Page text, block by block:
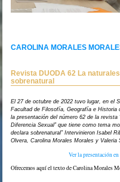
CAROLINA MORALES
Revista DUODA 62 La
sobrenatural
El 27 de octubre de 2022 tuvo lugar, en el
Facultad de Filosofía, Geografía e Historia
la presentación del número 62 de la revista
Diferencia Sexual” que tiene como tema
declara sobrenatural” Intervinieron Isabel
Olvera, Carolina Morales Morales y Valeria
Ver la presentación
Ofrecemos aquí el texto de Carolina Morales